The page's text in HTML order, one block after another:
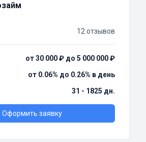
12 отзывов
от 30 000 ₽ до 5 000 000 ₽
от 0.06% до 0.26% в день
31 - 1825 дн.
Оформить заявку